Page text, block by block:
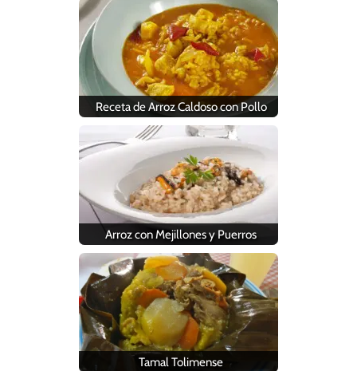
Receta de Arroz Caldoso con Pollo
Arroz con Mejillones y Puerros
Tamal Tolimense